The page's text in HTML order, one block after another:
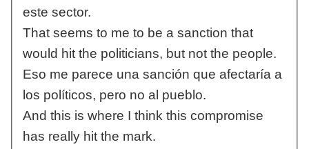
este sector.
That seems to me to be a sanction that
would hit the politicians, but not the people.
Eso me parece una sanción que afectaría a
los políticos, pero no al pueblo.
And this is where I think this compromise
has really hit the mark.